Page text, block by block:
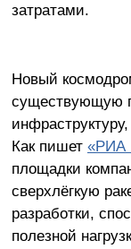
затратами.
Новый
существующую
Как пишет «РИА
площадки
сверхлёгкую
разработки,
полезной